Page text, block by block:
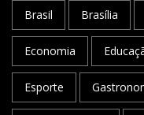
Brasil Brasília
Economia
Esporte